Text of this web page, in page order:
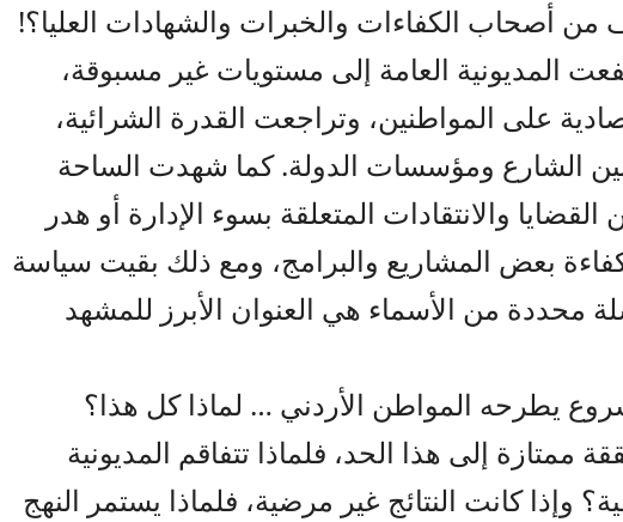
من أصحاب الكفاءات والخبرات والشهادات العليا؟!
المديونية العامة إلى مستويات غير مسبوقة،
على المواطنين، وتراجعت القدرة الشرائية،
الشارع ومؤسسات الدولة. كما شهدت الساحة
القضايا والانتقادات المتعلقة بسوء الإدارة أو هدر
بعض المشاريع والبرامج، ومع ذلك بقيت سياسة
محددة من الأسماء هي العنوان الأبرز للمشهد
يطرحه المواطن الأردني … لماذا كل هذا؟
ممتازة إلى هذا الحد، فلماذا تتفاقم المديونية
وإذا كانت النتائج غير مرضية، فلماذا يستمر النهج